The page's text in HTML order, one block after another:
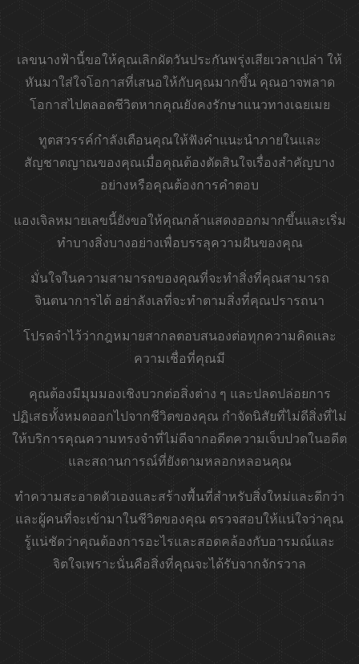
เลขนางฟ้านี้ขอให้คุณเลิกผัดวันประกันพรุ่งเสียเวลาเปล่า ให้
หันมาใส่ใจโอกาสที่เสนอให้กับคุณมากขึ้น คุณอาจพลาด
โอกาสไปตลอดชีวิตหากคุณยังคงรักษาแนวทางเฉยเมย
ทูตสวรรค์กำลังเตือนคุณให้ฟังคำแนะนำภายในและ
สัญชาตญาณของคุณเมื่อคุณต้องตัดสินใจเรื่องสำคัญบาง
อย่างหรือคุณต้องการคำตอบ
แองเจิลหมายเลขนี้ยังขอให้คุณกล้าแสดงออกมากขึ้นและเริ่ม
ทำบางสิ่งบางอย่างเพื่อบรรลุความฝันของคุณ
มั่นใจในความสามารถของคุณที่จะทำสิ่งที่คุณสามารถ
จินตนาการได้ อย่าลังเลที่จะทำตามสิ่งที่คุณปรารถนา
โปรดจำไว้ว่ากฎหมายสากลตอบสนองต่อทุกความคิดและ
ความเชื่อที่คุณมี
คุณต้องมีมุมมองเชิงบวกต่อสิ่งต่าง ๆ และปลดปล่อยการ
ปฏิเสธทั้งหมดออกไปจากชีวิตของคุณ กำจัดนิสัยที่ไม่ดีสิ่งที่ไม่
ให้บริการคุณความทรงจำที่ไม่ดีจากอดีตความเจ็บปวดในอดีต
และสถานการณ์ที่ยังตามหลอกหลอนคุณ
ทำความสะอาดตัวเองและสร้างพื้นที่สำหรับสิ่งใหม่และดีกว่า
และผู้คนที่จะเข้ามาในชีวิตของคุณ ตรวจสอบให้แน่ใจว่าคุณ
รู้แน่ชัดว่าคุณต้องการอะไรและสอดคล้องกับอารมณ์และ
จิตใจเพราะนั่นคือสิ่งที่คุณจะได้รับจากจักรวาล